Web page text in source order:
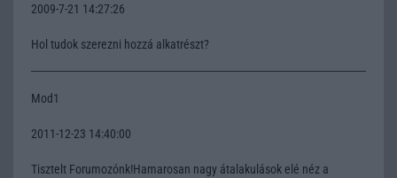
2009-7-21 14:27:26
Hol tudok szerezni hozzá alkatrészt?
Mod1
2011-12-23 14:40:00
Tisztelt Forumozónk!Hamarosan nagy átalakulások elé néz a